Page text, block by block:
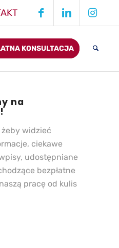
KONSULTACJA
na
żeby widzieć
ciekawe
udostępniane
bezpłatne
pracę od kulis